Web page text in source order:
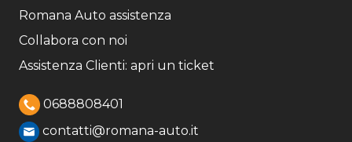
Romana Auto assistenza
Collabora con noi
Assistenza Clienti: apri un ticket
0688808401
contatti@romana-auto.it